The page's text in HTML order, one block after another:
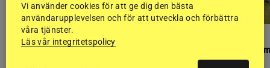
PONNYPAPPAN
Ponnypappan: Kärlek från första gnägget Finaldag med
Vi använder cookies för att ge dig den bästa
användarupplevelsen och för att utveckla och förbättra
våra tjänster.
Läs vår integritetspolicy